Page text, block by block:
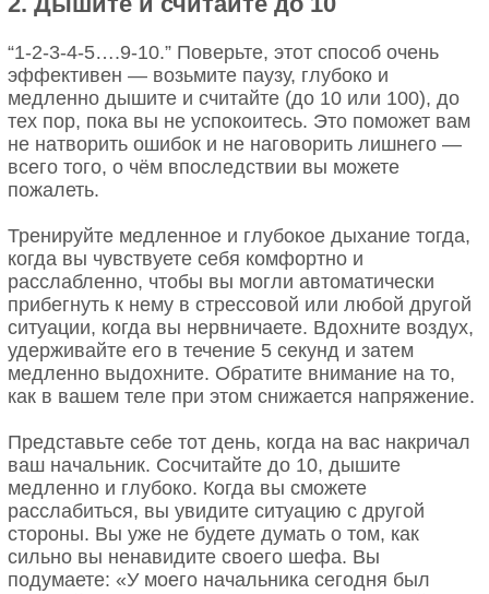
“1-2-3-4-5….9-10.” Поверьте, этот способ очень
эффективен — возьмите паузу, глубоко и
медленно дышите и считайте (до 10 или 100), до
тех пор, пока вы не успокоитесь. Это поможет вам
не натворить ошибок и не наговорить лишнего —
всего того, о чём впоследствии вы можете
пожалеть.
Тренируйте медленное и глубокое дыхание тогда,
когда вы чувствуете себя комфортно и
расслабленно, чтобы вы могли автоматически
прибегнуть к нему в стрессовой или любой другой
ситуации, когда вы нервничаете. Вдохните воздух,
удерживайте его в течение 5 секунд и затем
медленно выдохните. Обратите внимание на то,
как в вашем теле при этом снижается напряжение.
Представьте себе тот день, когда на вас накричал
ваш начальник. Сосчитайте до 10, дышите
медленно и глубоко. Когда вы сможете
расслабиться, вы увидите ситуацию с другой
стороны. Вы уже не будете думать о том, как
сильно вы ненавидите своего шефа. Вы
подумаете: «У моего начальника сегодня был